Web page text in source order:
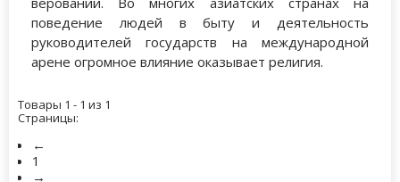
поведение людей в быту и деятельность
руководителей государств на международной
арене огромное влияние оказывает религия.
Товары 1 - 1 из 1
Страницы:
←
1
→